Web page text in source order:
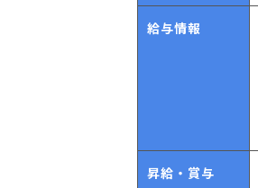
給与情報
昇給・賞与